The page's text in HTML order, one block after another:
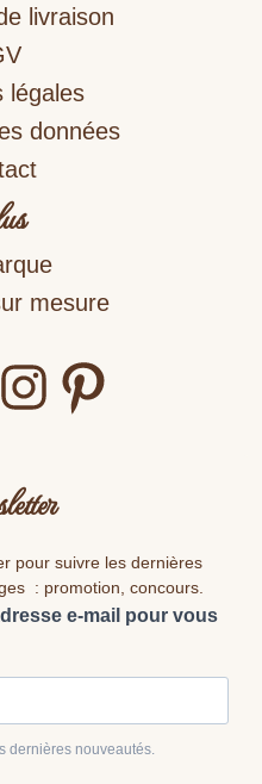
pour suivre les dernières
: promotion, concours.
e-mail pour vous
dernières nouveautés.
livraison
légales
données
mesure
FacebookInstagram